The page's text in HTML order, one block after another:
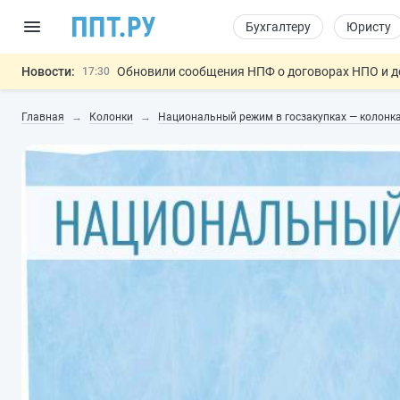
Бухгалтеру Юристу
Новости: 17:30 Обновили сообщения НПФ о договорах НПО и
16:44 Систему страхования вкладов
Правила противопожарного режима
Главная Колонки Национальный режим в госзакупках —